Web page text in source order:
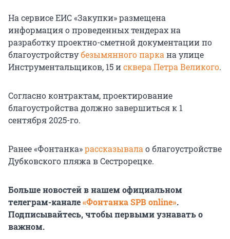
На сервисе ЕИС «Закупки» размещена
информация о проведенных тендерах на
разработку проектно-сметной документации по
благоустройствубезымянного парка на улице
Инструментальщиков, 15 исквера Петра Великого.
Согласно контрактам, проектирование
благоустройства должно завершиться к 1
сентября 2025-го.
Ранее «Фонтанка»рассказывала о благоустройстве
Дубковского пляжа в Сестрорецке.
Больше новостей в нашем официальном
телеграм-канале«Фонтанка SPB online».
Подписывайтесь, чтобы первыми узнавать о
важном.